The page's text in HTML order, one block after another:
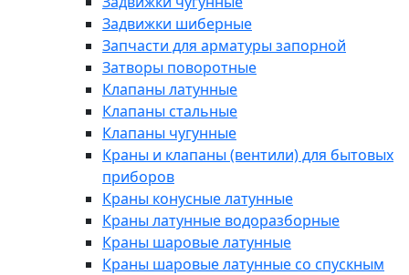
Задвижки шиберные
Запчасти для арматуры запорной
Затворы поворотные
Клапаны латунные
Клапаны стальные
Клапаны чугунные
Краны и клапаны (вентили) для бытовых
приборов
Краны конусные латунные
Краны латунные водоразборные
Краны шаровые латунные
Краны шаровые латунные со спускным